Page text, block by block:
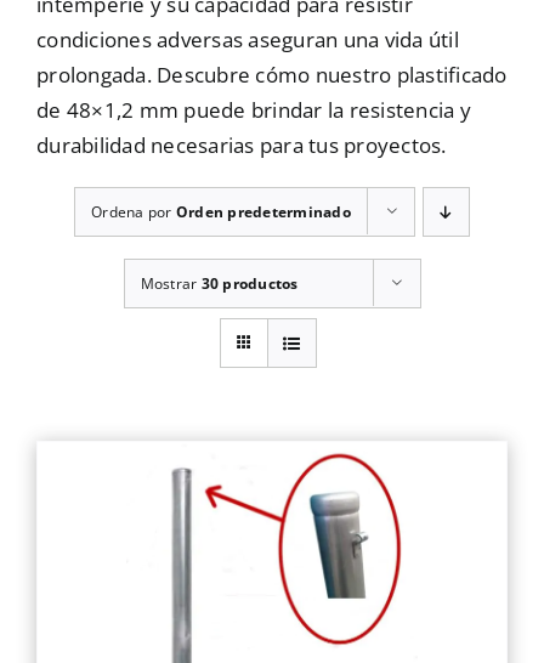
condiciones adversas aseguran una vida útil
prolongada. Descubre cómo nuestro plastificado
de 48×1,2 mm puede brindar la resistencia y
durabilidad necesarias para tus proyectos.
Ordena por Orden predeterminado
Mostrar 30 productos